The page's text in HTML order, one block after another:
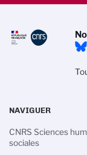
NAVIGUER
CNRS Sciences
sociales